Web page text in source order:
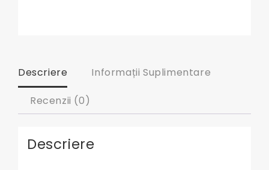
Descriere Informații Suplimentare
Recenzii (0)
Descriere